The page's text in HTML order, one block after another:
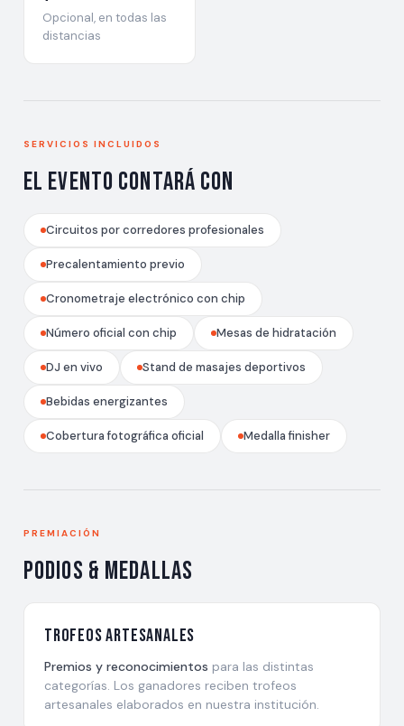
Opcional, en todas las
distancias
SERVICIOS INCLUIDOS
El evento contará con
Circuitos por corredores profesionales
Precalentamiento previo
Cronometraje electrónico con chip
Número oficial con chip Mesas de hidratación
DJ en vivo Stand de masajes deportivos
Bebidas energizantes
Cobertura fotográfica oficial Medalla finisher
PREMIACIÓN
Podios & Medallas
Trofeos artesanales
Premios y reconocimientos para las distintas
categorías. Los ganadores reciben trofeos
artesanales elaborados en nuestra institución.